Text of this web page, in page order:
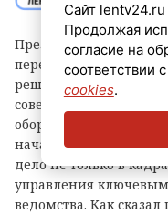
Президент РФ
перестановки в
решении Верховный
совещании, в котором
обороны, начальник
начальники штабов
дело не только в
управления
ведомства. Как
Сайт lentv24.ru
Продолжая
согласие на
соответствии с
cookies.